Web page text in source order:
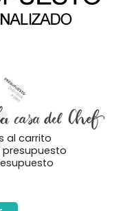
al carrito
presupuesto